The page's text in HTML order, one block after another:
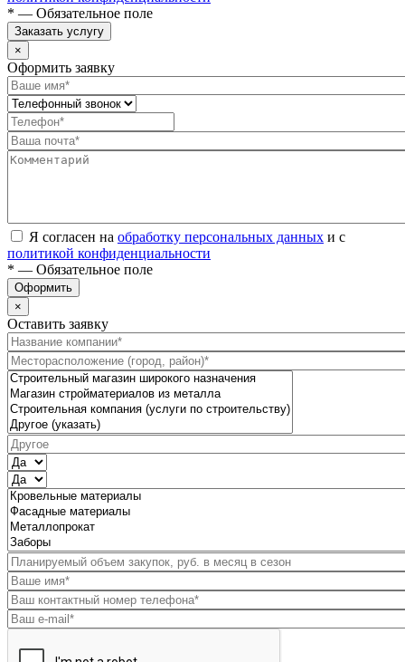
* — Обязательное поле
Заказать услугу
×
Оформить заявку
Я согласен на обработку персональных данных и с
политикой конфиденциальности
* — Обязательное поле
Оформить
×
Оставить заявку